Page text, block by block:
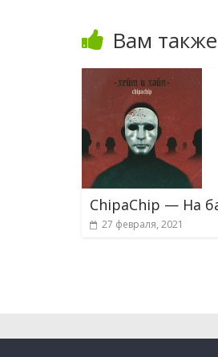
Вам
ChipaChip — На
27 февраля, 2021